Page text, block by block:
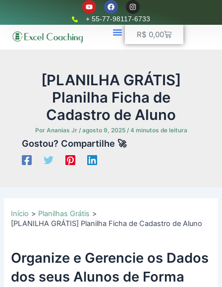
conteúdo
Y
o
u
t
F
a
c
e
b
o
I
n
s
t
r
+ 55-77-98117-6733
R$ 0,00Carrinho
[PLANILHA GRÁTIS]
Planilha Ficha de
Cadastro de Aluno
Por Ananias Jr /agosto 9, 2025 /4 minutos de leitura
Gostou? Compartilhe 🚀
Início
Planilhas Grátis
[PLANILHA GRÁTIS] Planilha Ficha de Cadastro de Aluno
Organize e Gerencie os Dados
dos seus Alunos de Forma